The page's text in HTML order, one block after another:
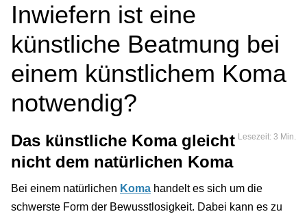
Inwiefern ist eine
künstliche Beatmung bei
einem künstlichem Koma
notwendig?
Lesezeit: 3 Min.
Das künstliche Koma gleicht
nicht dem natürlichen Koma
Bei einem natürlichen Koma handelt es sich um die
schwerste Form der Bewusstlosigkeit. Dabei kann es zu